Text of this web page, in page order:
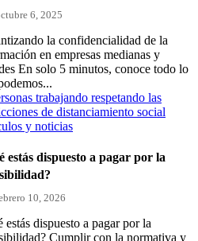
6, 2025
la confidencialidad de la
en empresas medianas y
En solo 5 minutos, conoce todo lo
y noticias
estás dispuesto a pagar por la
10, 2026
estás dispuesto a pagar por la
Cumplir con la normativa y